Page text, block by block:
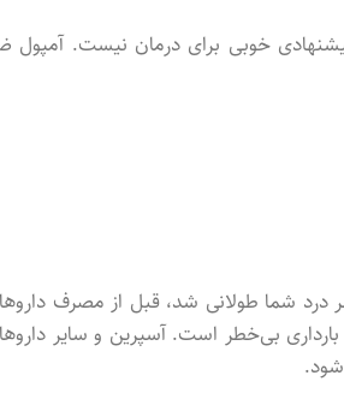
خوبی برای درمان نیست. آمپول
درد شما طولانی شد، قبل از مصرف
بی‌خطر است. آسپرین و سایر